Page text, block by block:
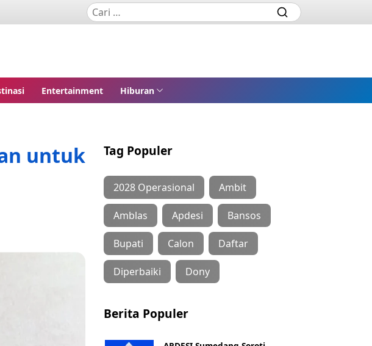
Entertainment Hiburan
untuk
Tag Populer
2028 Operasional Ambit
Amblas Apdesi Bansos
Bupati Calon Daftar
Diperbaiki Dony
Berita Populer